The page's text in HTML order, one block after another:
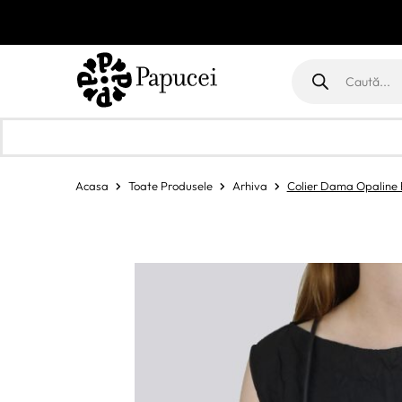
search
Acasa Toate Produsele Arhiva Colier Dama Opaline